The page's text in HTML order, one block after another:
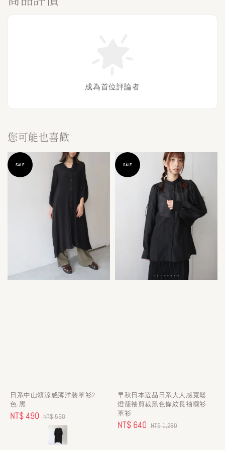
成為首位評論者
您可能也喜歡
SALE
日系中山領涼感薄洋裝罩衫2
色-黑
Sale
NT$ 490 Regular
price
NT$ 590
SALE
早秋日本選品日系大人感寬鬆
燈籠袖剪裁黑色條紋長袖襯衫
罩衫
Sale
NT$ 640 Regular
NT$ 1,280